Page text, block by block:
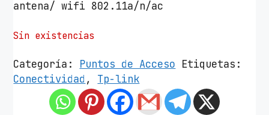
antena/ wifi 802.11a/n/ac
Sin existencias
Categoría: Puntos de Acceso Etiquetas:
Conectividad , Tp-link